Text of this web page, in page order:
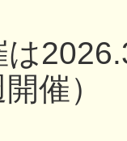
催）